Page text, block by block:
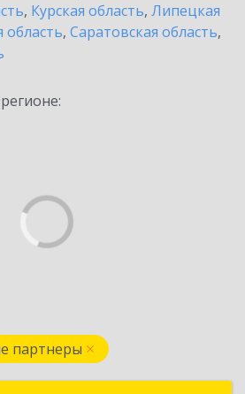
, Курская область, Липецкая
область, Саратовская область,
партнеры